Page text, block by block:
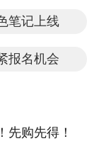
关内容进行
笔记上线
报名机会
先购先得！